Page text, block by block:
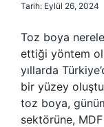
Tarih: Eylül 26, 2024
Toz boya
ettiği yöntem
yıllarda
bir yüzey
toz boya,
sektörüne,